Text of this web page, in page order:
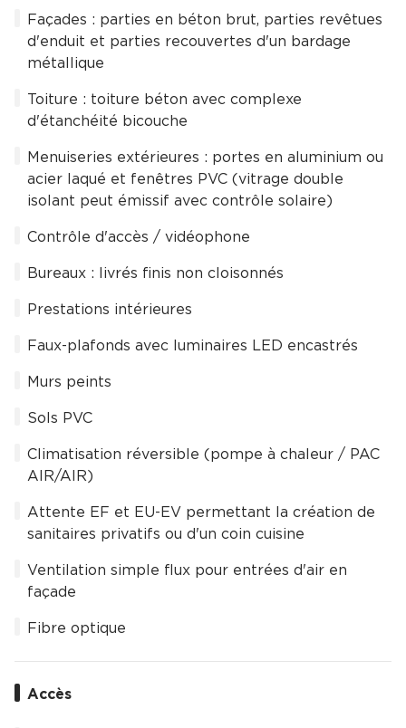
Façades : parties en béton brut, parties revêtues
d'enduit et parties recouvertes d'un bardage
métallique
Toiture : toiture béton avec complexe
d'étanchéité bicouche
Menuiseries extérieures : portes en aluminium ou
acier laqué et fenêtres PVC (vitrage double
isolant peut émissif avec contrôle solaire)
Contrôle d'accès / vidéophone
Bureaux : livrés finis non cloisonnés
Prestations intérieures
Faux-plafonds avec luminaires LED encastrés
Murs peints
Sols PVC
Climatisation réversible (pompe à chaleur / PAC
AIR/AIR)
Attente EF et EU-EV permettant la création de
sanitaires privatifs ou d'un coin cuisine
Ventilation simple flux pour entrées d'air en
façade
Fibre optique
Accès